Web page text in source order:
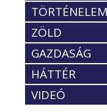
TÖRTÉNELEM
ZÖLD
GAZDASÁG
HÁTTÉR
VIDEÓ